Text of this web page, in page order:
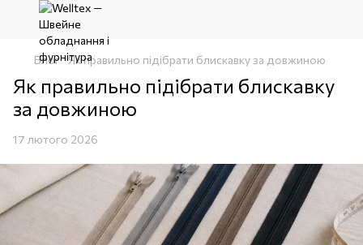
Блог Як правильно підібрати блискавку за довжиною
Як правильно підібрати блискавку
за довжиною
17 лютого 2026